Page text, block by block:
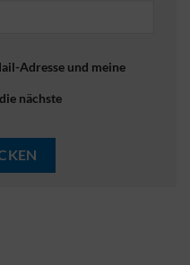
Adresse und meine
nächste